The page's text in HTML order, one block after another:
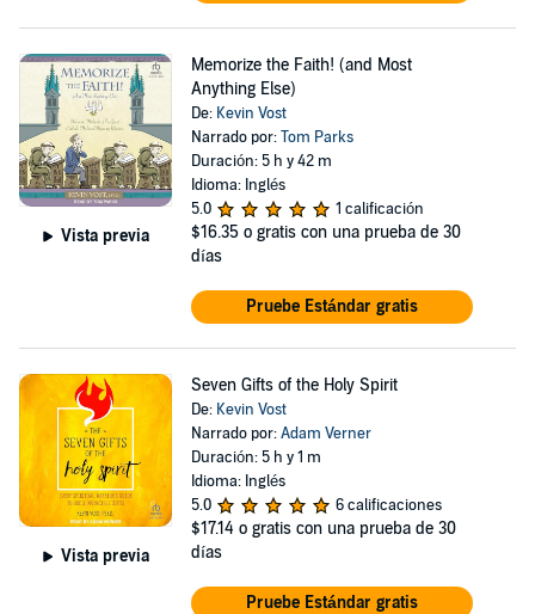
Vista previa
Memorize the Faith! (and Most
Anything Else)
De: Kevin Vost
Narrado por:Tom Parks
Duración: 5 h y 42 m
Idioma: Inglés
5.0
1 calificación
$16.35 o gratis con una prueba de 30
días
Pruebe Estándar gratis
Vista previa
Seven Gifts of the Holy Spirit
De: Kevin Vost
Narrado por:Adam Verner
Duración: 5 h y 1 m
Idioma: Inglés
5.0
6 calificaciones
$17.14 o gratis con una prueba de 30
días
Pruebe Estándar gratis